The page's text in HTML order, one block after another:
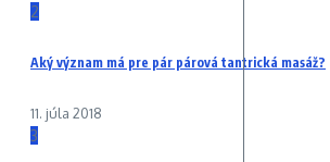
2
Aký význam má pre pár párová tantrická masáž?
11. júla 2018
3